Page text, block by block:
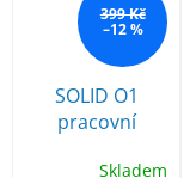
399 Kč
–12 %
SOLID O1
pracovní
Skladem